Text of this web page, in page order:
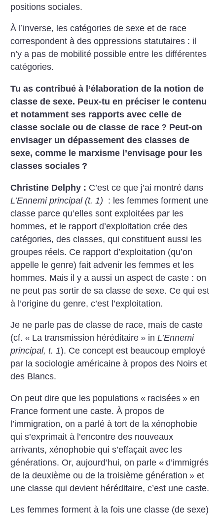
positions sociales.
À l’inverse, les catégories de sexe et de race
correspondent à des oppressions statutaires : il
n’y a pas de mobilité possible entre les différentes
catégories.
Tu as contribué à l’élaboration de la notion de
classe de sexe. Peux-tu en préciser le contenu
et notamment ses rapports avec celle de
classe sociale ou de classe de race ? Peut-on
envisager un dépassement des classes de
sexe, comme le marxisme l’envisage pour les
classes sociales ?
Christine Delphy : C’est ce que j’ai montré dans
L’Ennemi principal (t. 1) : les femmes forment une
classe parce qu’elles sont exploitées par les
hommes, et le rapport d’exploitation crée des
catégories, des classes, qui constituent aussi les
groupes réels. Ce rapport d’exploitation (qu’on
appelle le genre) fait advenir les femmes et les
hommes. Mais il y a aussi un aspect de caste : on
ne peut pas sortir de sa classe de sexe. Ce qui est
à l’origine du genre, c’est l’exploitation.
Je ne parle pas de classe de race, mais de caste
(cf. « La transmission héréditaire » inL’Ennemi
principal, t. 1). Ce concept est beaucoup employé
par la sociologie américaine à propos des Noirs et
des Blancs.
On peut dire que les populations « racisées » en
France forment une caste. À propos de
l’immigration, on a parlé à tort de la xénophobie
qui s’exprimait à l’encontre des nouveaux
arrivants, xénophobie qui s’effaçait avec les
générations. Or, aujourd’hui, on parle « d’immigrés
de la deuxième ou de la troisième génération » et
une classe qui devient héréditaire, c’est une caste.
Les femmes forment à la fois une classe (de sexe)